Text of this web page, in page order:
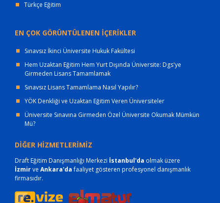
Türkçe Eğitim
EN ÇOK GÖRÜNTÜLENEN İÇERİKLER
Sınavsız İkinci Üniversite Hukuk Fakültesi
Hem Uzaktan Eğitim Hem Yurt Dışında Üniversite: Dgs'ye
Girmeden Lisans Tamamlamak
Sınavsız Lisans Tamamlama Nasıl Yapılır?
YÖK Denkliği ve Uzaktan Eğitim Veren Üniversiteler
Üniversite Sınavına Girmeden Özel Üniversite Okumak Mümkün
Mü?
DİĞER HİZMETLERİMİZ
Draft Eğitim Danışmanlığı Merkezi İstanbul'da olmak üzere
İzmirve Ankara'dafaaliyet gösteren profesyonel danışmanlık
firmasıdır.